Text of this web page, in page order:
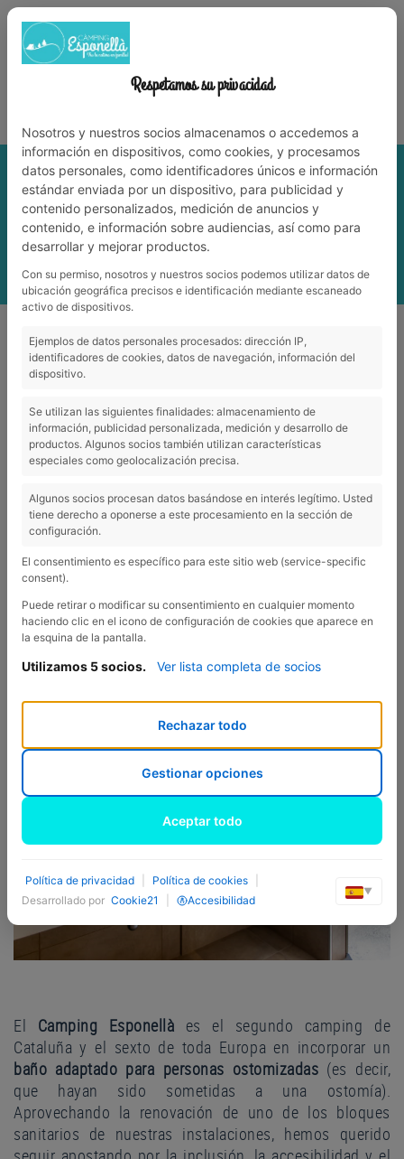
972 59 70 74
TRAVAILLEZ AVEC NOUS
Vit la nature en famille!
MENU
¡Tenemos nuevo aseo para personas ostomizadas!
¡Tenemos nuevo aseo para personas
El Camping Esponellà es el segundo camping de
Cataluña y el sexto de toda Europa en incorporar un
baño adaptado para personas ostomizadas (es decir,
que hayan sido sometidas a una ostomía).
Aprovechando la renovación de uno de los bloques
sanitarios de nuestras instalaciones, hemos querido
Respetamos su privacidad
Nosotros y nuestros socios almacenamos o accedemos a
información en dispositivos, como cookies, y procesamos
datos personales, como identificadores únicos e información
estándar enviada por un dispositivo, para publicidad y
contenido personalizados, medición de anuncios y
contenido, e información sobre audiencias, así como para
desarrollar y mejorar productos.
Con su permiso, nosotros y nuestros socios podemos utilizar datos de
ubicación geográfica precisos e identificación mediante escaneado
activo de dispositivos.
Ejemplos de datos personales procesados: dirección IP,
identificadores de cookies, datos de navegación, información del
dispositivo.
Se utilizan las siguientes finalidades: almacenamiento de
información, publicidad personalizada, medición y desarrollo de
productos. Algunos socios también utilizan características
especiales como geolocalización precisa.
Algunos socios procesan datos basándose en interés legítimo. Usted
tiene derecho a oponerse a este procesamiento en la sección de
configuración.
El consentimiento es específico para este sitio web (service-specific
consent).
Puede retirar o modificar su consentimiento en cualquier momento
haciendo clic en el icono de configuración de cookies que aparece en
la esquina de la pantalla.
Utilizamos 5 socios. Ver lista completa de socios
Rechazar todo
Gestionar opciones
Aceptar todo
Política de privacidad Política de cookies
Desarrollado por Cookie21 Accesibilidad
▼